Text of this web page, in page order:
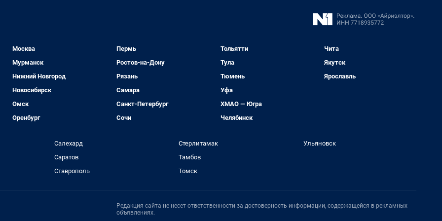
Москва
Мурманск
Нижний Новгород
Новосибирск
Омск
Оренбург
Пермь
Ростов-на-Дону
Рязань
Самара
Санкт-Петербург
Сочи
Тольятти
Тула
Тюмень
Уфа
ХМАО — Югра
Челябинск
Чита
Якутск
Ярославль
Салехард
Саратов
Ставрополь
Стерлитамак
Тамбов
Томск
Ульяновск
Редакция сайта не несет ответственности за достоверность информации, содержащейся в рекламных
объявлениях.